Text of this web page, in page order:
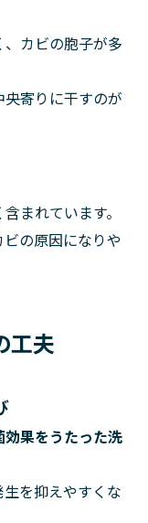
カビの胞子が多
寄りに干すのが
まれています。
の原因になりや
工夫
効果をうたった洗
を抑えやすくな